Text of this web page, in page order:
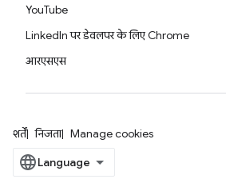
YouTube
LinkedIn पर डेवलपर के लिए Chrome
आरएसएस
शर्तें निजता Manage cookies